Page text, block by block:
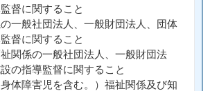
督に関すること
の一般社団法人、一般財団法人、団体
督に関すること
祉関係の一般社団法人、一般財団法
の指導監督に関すること
体障害児を含む。）福祉関係及び知